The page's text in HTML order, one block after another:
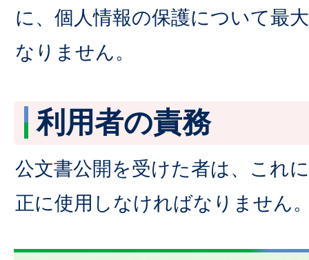
に、個人情報の保護について最
なりません。
利用者の責務
公文書公開を受けた者は、これ
正に使用しなければなりません